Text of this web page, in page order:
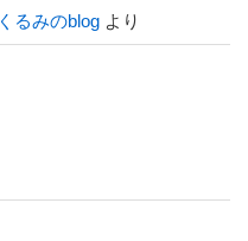
くるみのblog より